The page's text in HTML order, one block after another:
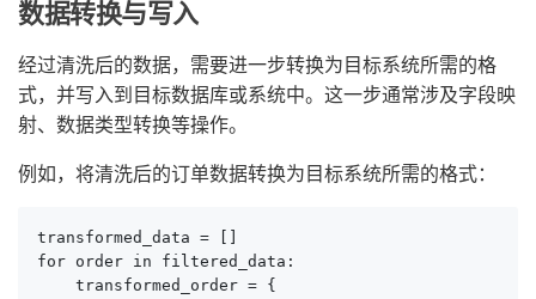
数据转换与写入
经过清洗后的数据，需要进一步转换为目标系统所需的格
式，并写入到目标数据库或系统中。这一步通常涉及字段映
射、数据类型转换等操作。
例如，将清洗后的订单数据转换为目标系统所需的格式：
transformed_data = []
for order in filtered_data:
    transformed_order = {